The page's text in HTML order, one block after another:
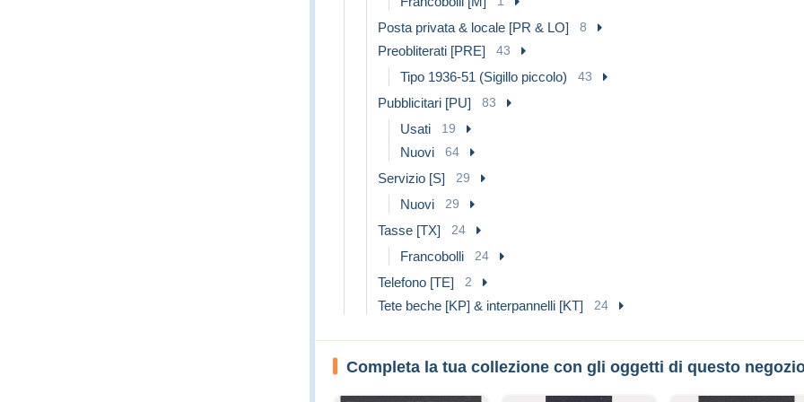
Posta privata & locale [PR & LO] 8
Preobliterati [PRE] 43
Tipo 1936-51 (Sigillo piccolo) 43
Pubblicitari [PU] 83
Usati 19
Nuovi 64
Servizio [S] 29
Nuovi 29
Tasse [TX] 24
Francobolli 24
Telefono [TE] 2
Tete beche [KP] & interpannelli [KT] 24
Completa la tua collezione con gli oggetti di questo